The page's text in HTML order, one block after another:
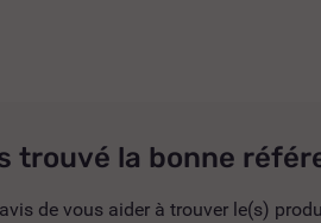
trouvé la bonne
de vous aider à trouver le(s)